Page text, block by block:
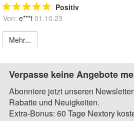
Positiv
Von: e***t 01.10.23
Mehr...
Verpasse keine Angebote
Abonniere jetzt unseren
Rabatte und Neuigkeiten.
Extra-Bonus: 60 Tage Nextory